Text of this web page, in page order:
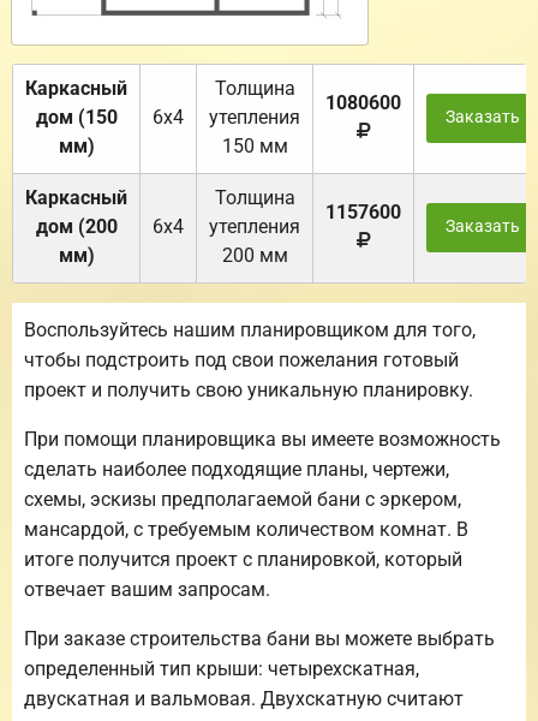
Каркасный
дом (150
мм)
6х4
Толщина
утепления
150 мм
1080600
Заказать
Каркасный
дом (200
мм)
6х4
Толщина
утепления
200 мм
1157600
Заказать
Воспользуйтесь нашим планировщиком для того,
чтобы подстроить под свои пожелания готовый
проект и получить свою уникальную планировку.
При помощи планировщика вы имеете возможность
сделать наиболее подходящие планы, чертежи,
схемы, эскизы предполагаемой бани с эркером,
мансардой, с требуемым количеством комнат. В
итоге получится проект с планировкой, который
отвечает вашим запросам.
При заказе строительства бани вы можете выбрать
определенный тип крыши: четырехскатная,
двускатная и вальмовая. Двухскатную считают